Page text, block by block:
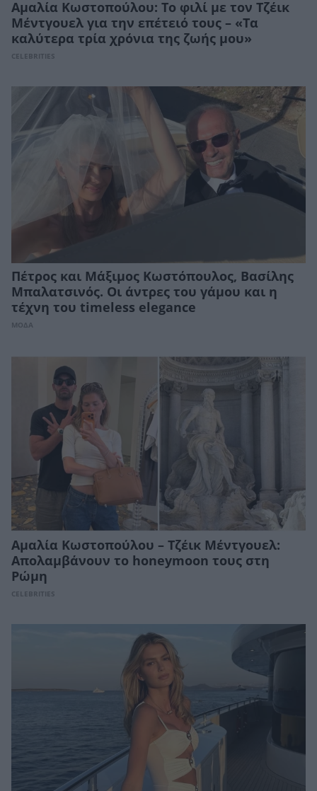
Αμαλία Κωστοπούλου: Το φιλί με τον Τζέικ
Μέντγουελ για την επέτειό τους – «Τα
καλύτερα τρία χρόνια της ζωής μου»
CELEBRITIES
Πέτρος και Μάξιμος Κωστόπουλος, Βασίλης
Μπαλατσινός. Οι άντρες του γάμου και η
τέχνη του timeless elegance
ΜΟΔΑ
Αμαλία Κωστοπούλου – Τζέικ Μέντγουελ:
Aπολαμβάνουν το honeymoon τους στη
Ρώμη
CELEBRITIES